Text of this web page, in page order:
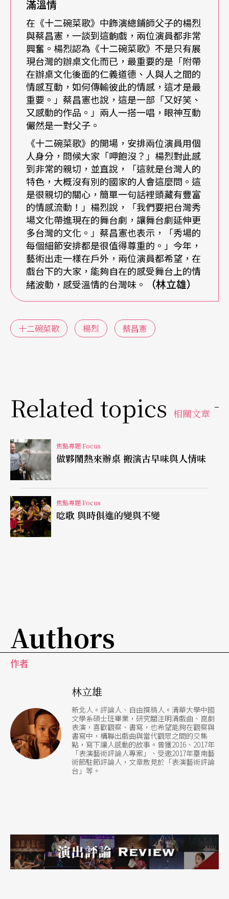
中邢峰、南豬哥」的說法，秀場文化更在當時影響
了許多西餐廳，出現了許多「餐廳秀」，光是中山
北路上國賓飯店旁的大樓，總共就開了大概五間左
右的歌廳、西餐廳，「比方說台灣小調、宇宙城、
帝王西餐廳、天王餐廳等等。」更不用說在當時每
天晚上幾乎是人潮爆滿、票票難求。
「原始」的舞台劇 表現台灣的生活面
才卅歲出頭的蔡昌憲當然不是生在秀場文化鼎盛的
時代，但他聽著楊烈說，總是點頭如搗蒜，並歷歷
在目地分享了自己觀賞豬哥亮秀場的經驗。楊烈笑
著說，「秀場可以說是原始的舞台劇。一場秀裡有
短劇、歌舞、唱歌、鬥嘴串場。」雖是表演形式是
個別分開的，但包羅萬象、令人咋舌。楊烈更說：
「秀場展開台灣生活文化的一面！」
著重於「日常生活」的描繪，秀場文化的影響深刻
不只在北部，中南部也曾風風火火。楊烈說：「秀
場表演是誇張、放大、貫穿的。」濃厚的「表演
上有的，而且在秀場中都講得很徹底。」
秀場文化更重要的一層是互信與凝聚力。當楊烈說
起過去的餐廳秀《再見阿郎》發生的故事，只是一
場設計好的槍擊現場，就把觀眾嚇得瞬間逃竄，甚
至走到場內沒半個。楊烈笑說，「你看那個時代有
多單純，儘管都是假的，但你可以看見秀場凝聚氣
氛的手段有多厲害！」（這根本是最沉浸的參與式
滿溫情
在《十二碗菜歌》中飾演總鋪師父子的楊烈
與蔡昌憲，一談到這齣戲，兩位演員都非常
興奮。楊烈認為《十二碗菜歌》不是只有展
現台灣的辦桌文化而已，最重要的是「附帶
在辦桌文化後面的仁義道德、人與人之間的
情感互動，如何傳輸彼此的情感，這才是最
重要。」蔡昌憲也說，這是一部「又好笑、
又感動的作品。」兩人一搭一唱，眼神互動
儼然是一對父子。
《十二碗菜歌》的開場，安排兩位演員用個
人身分，問候大家「呷飽沒？」楊烈對此感
到非常的親切，並直說，「這就是台灣人的
特色，大概沒有別的國家的人會這麼問。這
是很親切的關心，簡單一句話裡頭藏有豐富
的情感流動！」楊烈說，「我們要把台灣秀
場文化帶進現在的舞台劇，讓舞台劇延伸更
多台灣的文化。」蔡昌憲也表示，「秀場的
每個細節安排都是很值得尊重的。」今年，
藝術出走一樣在戶外，兩位演員都希望，在
戲台下的大家，能夠自在的感受舞台上的情
緒波動，感受溫情的台灣味。
（林立雄）
十二碗菜歌 楊烈 蔡昌憲
Related topics 相關文章
焦點專題 Focus
做夥鬧熱來辦桌 搬演古早味與人情味
焦點專題 Focus
唸歌 與時俱進的變與不變
Authors
作者
林立雄
新北人。評論人、自由撰稿人。清華大學中國
文學系碩士班畢業，研究關注明清戲曲、崑劇
表演，喜歡觀察、書寫，也希望能夠在觀察與
書寫中，構聯出戲曲與當代觀眾之間的交集
點，寫下讓人感動的故事。曾獲2016、2017年
「表演藝術評論人專案」、受邀2017年臺南藝
術節駐節評論人，文章散見於「表演藝術評論
台」等。